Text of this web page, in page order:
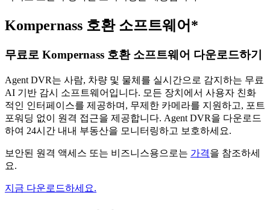
Kompernass 호환 소프트웨어*
무료로 Kompernass 호환 소프트웨어 다운로드하기
Agent DVR는 사람, 차량 및 물체를 실시간으로 감지하는 무료
AI 기반 감시 소프트웨어입니다. 모든 장치에서 사용자 친화
적인 인터페이스를 제공하며, 무제한 카메라를 지원하고, 포트
포워딩 없이 원격 접근을 제공합니다. Agent DVR을 다운로드
하여 24시간 내내 부동산을 모니터링하고 보호하세요.
보안된 원격 액세스 또는 비즈니스용으로는 가격을 참조하세
요.
지금 다운로드하세요.